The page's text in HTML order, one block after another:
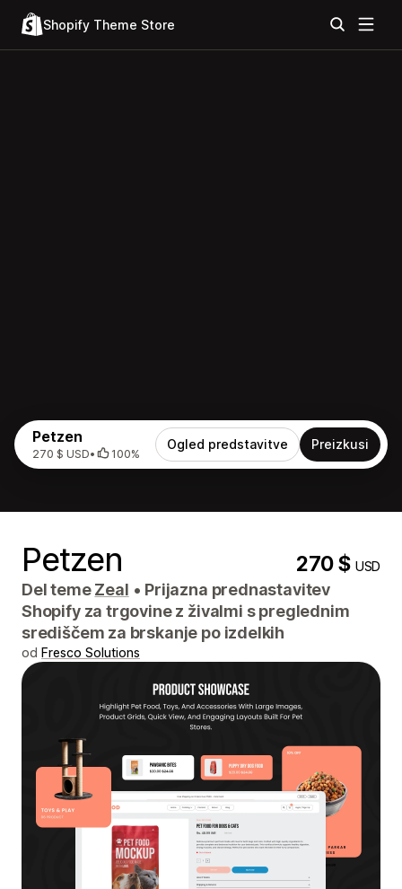
Shopify Theme Store
Petzen
270 $ USD• 100%
Ogled predstavitve Preizkusi
Petzen 270 $USD
Del temeZeal • Prijazna prednastavitev
Shopify za trgovine z živalmi s preglednim
središčem za brskanje po izdelkih
od Fresco Solutions